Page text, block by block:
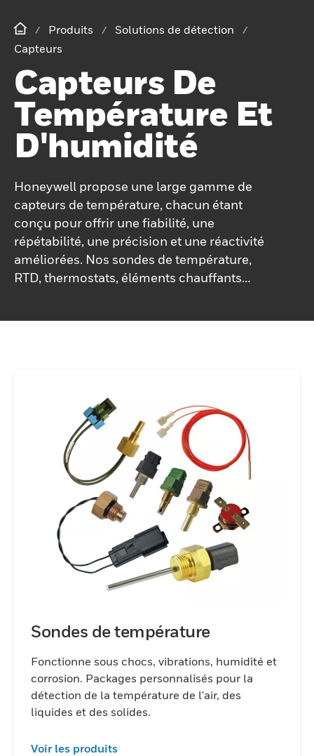
Produits
Solutions de détection
Capteurs
Capteurs De
Température Et
D'humidité
Honeywell propose une large gamme de
capteurs de température, chacun étant
conçu pour offrir une fiabilité, une
répétabilité, une précision et une réactivité
améliorées. Nos sondes de température,
RTD, thermostats, éléments chauffants
standard. Les capteurs de température
Honeywell sont conçus avec une grande
variété de boîtiers et de styles de
terminaison et de plates-formes faciles à
personnaliser.
Sondes de température
Fonctionne sous chocs, vibrations, humidité et
corrosion. Packages personnalisés pour la
détection de la température de l'air, des
liquides et des solides.
Voir les produits